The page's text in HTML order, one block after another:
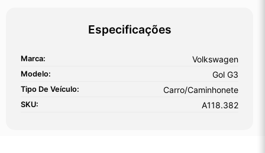
Especificações
Marca: Volkswagen
Modelo: Gol G3
Tipo De Veículo: Carro/Caminhonete
SKU: A118.382